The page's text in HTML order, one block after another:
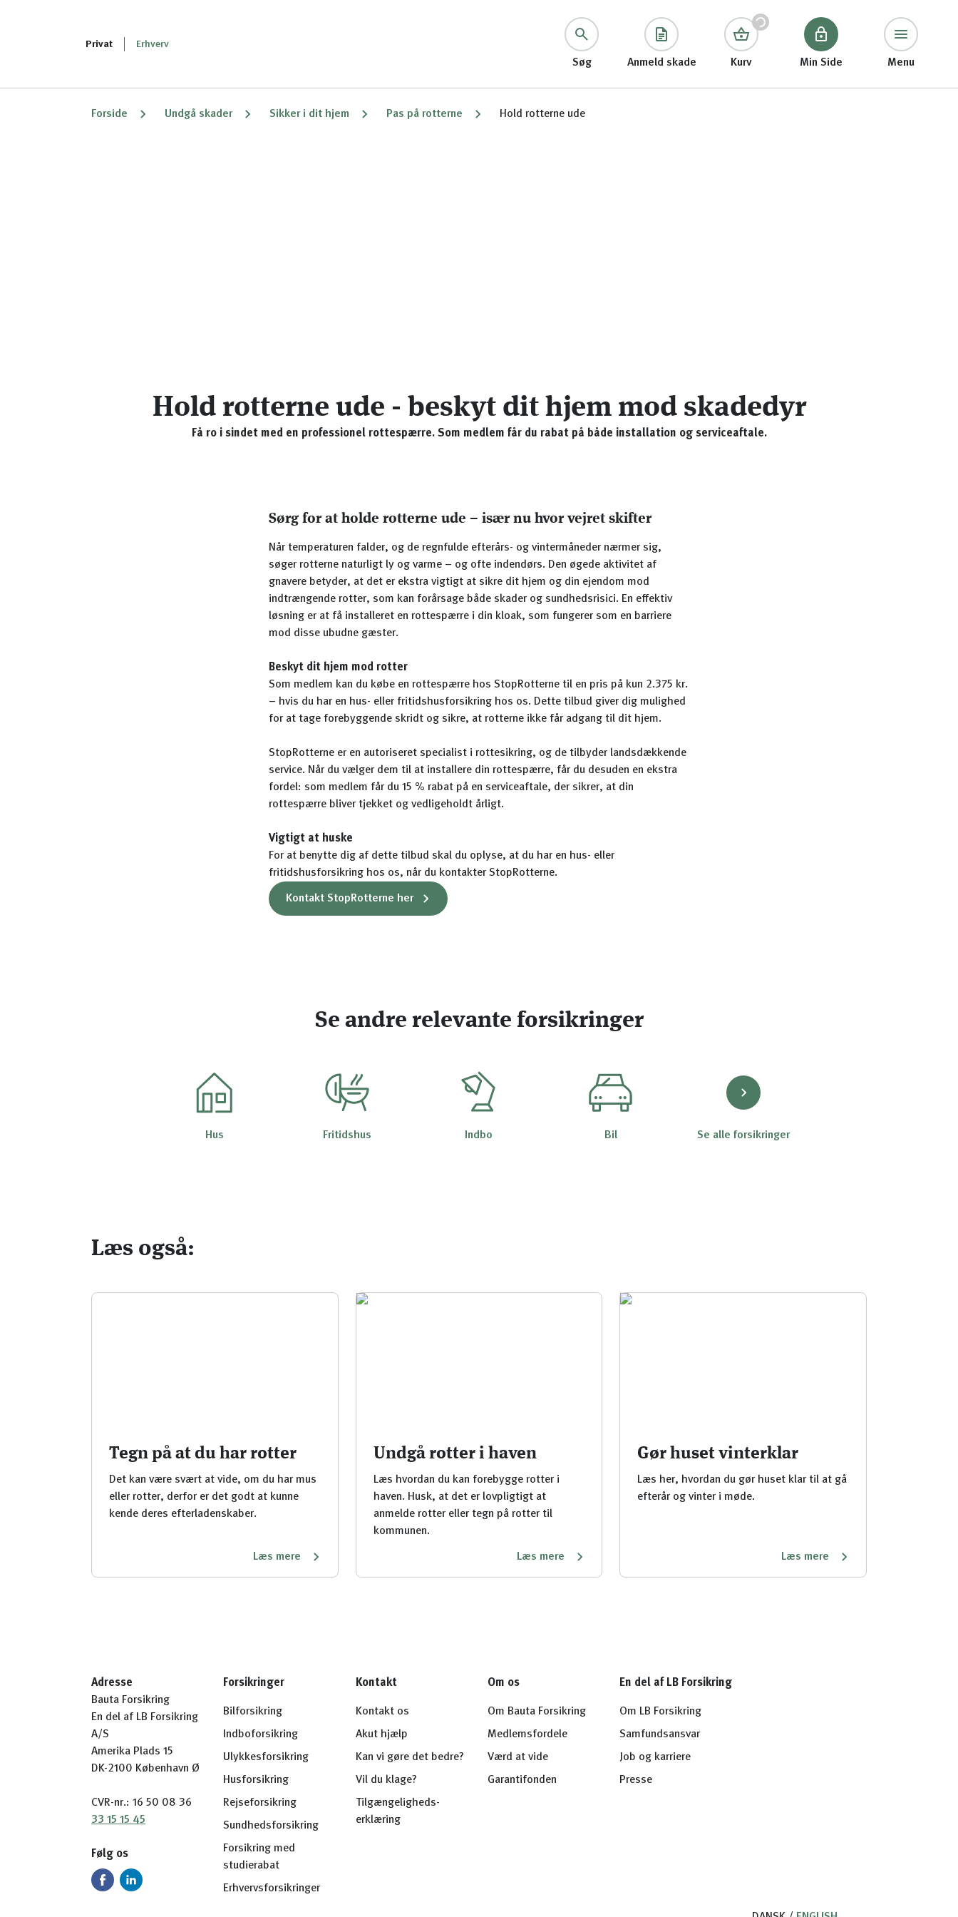
Privat Erhverv
Søg Anmeld skade Kurv Min Side Menu
Forside Undgå skader Sikker i dit hjem Pas på rotterne Hold rotterne ude
Hold rotterne ude - beskyt dit hjem mod skadedyr
Få ro i sindet med en professionel rottespærre. Som medlem får du rabat på både installation og serviceaftale.
Sørg for at holde rotterne ude – især nu hvor vejret skifter
Når temperaturen falder, og de regnfulde efterårs- og vintermåneder nærmer sig,
søger rotterne naturligt ly og varme – og ofte indendørs. Den øgede aktivitet af
gnavere betyder, at det er ekstra vigtigt at sikre dit hjem og din ejendom mod
indtrængende rotter, som kan forårsage både skader og sundhedsrisici. En effektiv
løsning er at få installeret en rottespærre i din kloak, som fungerer som en barriere
mod disse ubudne gæster.
Beskyt dit hjem mod rotter
Som medlem kan du købe en rottespærre hos StopRotterne til en pris på kun 2.375 kr.
– hvis du har en hus- eller fritidshusforsikring hos os. Dette tilbud giver dig mulighed
for at tage forebyggende skridt og sikre, at rotterne ikke får adgang til dit hjem.
StopRotterne er en autoriseret specialist i rottesikring, og de tilbyder landsdækkende
service. Når du vælger dem til at installere din rottespærre, får du desuden en ekstra
fordel: som medlem får du 15 % rabat på en serviceaftale, der sikrer, at din
rottespærre bliver tjekket og vedligeholdt årligt.
Vigtigt at huske
For at benytte dig af dette tilbud skal du oplyse, at du har en hus- eller
fritidshusforsikring hos os, når du kontakter StopRotterne.
Kontakt StopRotterne her
Se andre relevante forsikringer
Hus Fritidshus Indbo Bil Se alle forsikringer
Læs også:
Tegn på at du har rotter
Det kan være svært at vide, om du har mus
eller rotter, derfor er det godt at kunne
kende deres efterladenskaber.
Læs mere
Undgå rotter i haven
Læs hvordan du kan forebygge rotter i
haven. Husk, at det er lovpligtigt at
anmelde rotter eller tegn på rotter til
kommunen.
Læs mere
Gør huset vinterklar
Læs her, hvordan du gør huset klar til at gå
efterår og vinter i møde.
Læs mere
Adresse
Bauta Forsikring
En del af LB Forsikring
A/S
Amerika Plads 15
DK-2100 København Ø
CVR-nr.: 16 50 08 36
33 15 15 45
Følg os
Forsikringer
Bilforsikring
Indboforsikring
Ulykkesforsikring
Husforsikring
Rejseforsikring
Sundhedsforsikring
Forsikring med
studierabat
Erhvervsforsikringer
Kontakt
Kontakt os
Akut hjælp
Kan vi gøre det bedre?
Vil du klage?
Tilgængeligheds-
erklæring
Om os
Om Bauta Forsikring
Medlemsfordele
Værd at vide
Garantifonden
En del af LB Forsikring
Om LB Forsikring
Samfundsansvar
Job og karriere
Presse